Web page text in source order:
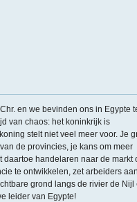
en we bevinden ons in Egypte
van chaos: het koninkrijk is
stelt niet veel meer voor. Je
de provincies, je kans om meer
daartoe handelaren naar de markt
te ontwikkelen, zet arbeiders aan
grond langs de rivier de Nijl
leider van Egypte!